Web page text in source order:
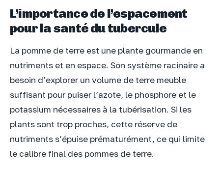
L’importance de l’espacement
pour la santé du tubercule
La pomme de terre est une plante gourmande en
nutriments et en espace. Son système racinaire a
besoin d’explorer un volume de terre meuble
suffisant pour puiser l’azote, le phosphore et le
potassium nécessaires à la tubérisation. Si les
plants sont trop proches, cette réserve de
nutriments s’épuise prématurément, ce qui limite
le calibre final des pommes de terre.